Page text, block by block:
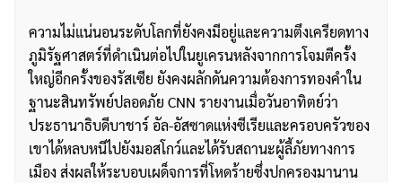
ความไม่แน่นอนระดับโลกที่ยังคงมีอยู่และความตึงเครียดทาง
ภูมิรัฐศาสตร์ที่ดำเนินต่อไปในยูเครนหลังจากการโจมตีครั้ง
ใหญ่อีกครั้งของรัสเซีย ยังคงผลักดันความต้องการทองคำใน
ฐานะสินทรัพย์ปลอดภัย CNN รายงานเมื่อวันอาทิตย์ว่า
ประธานาธิบดีบาชาร์ อัล-อัสซาดแห่งซีเรียและครอบครัวของ
เขาได้หลบหนีไปยังมอสโกว์และได้รับสถานะผู้ลี้ภัยทางการ
เมือง ส่งผลให้ระบอบเผด็จการที่โหดร้ายซึ่งปกครองมานาน